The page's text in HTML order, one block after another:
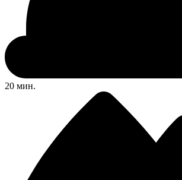
20 мин.